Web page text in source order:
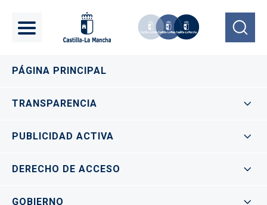
Navegación principal
PÁGINA PRINCIPAL
TRANSPARENCIA
PUBLICIDAD ACTIVA
DERECHO DE ACCESO
GOBIERNO